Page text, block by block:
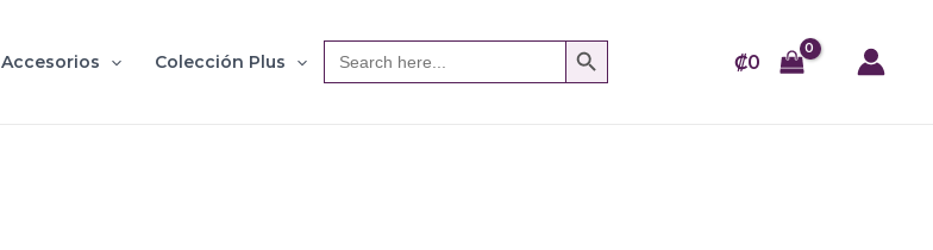
Accesorios Colección Plus
Search
for:
SEARCH BUTTON
₡0